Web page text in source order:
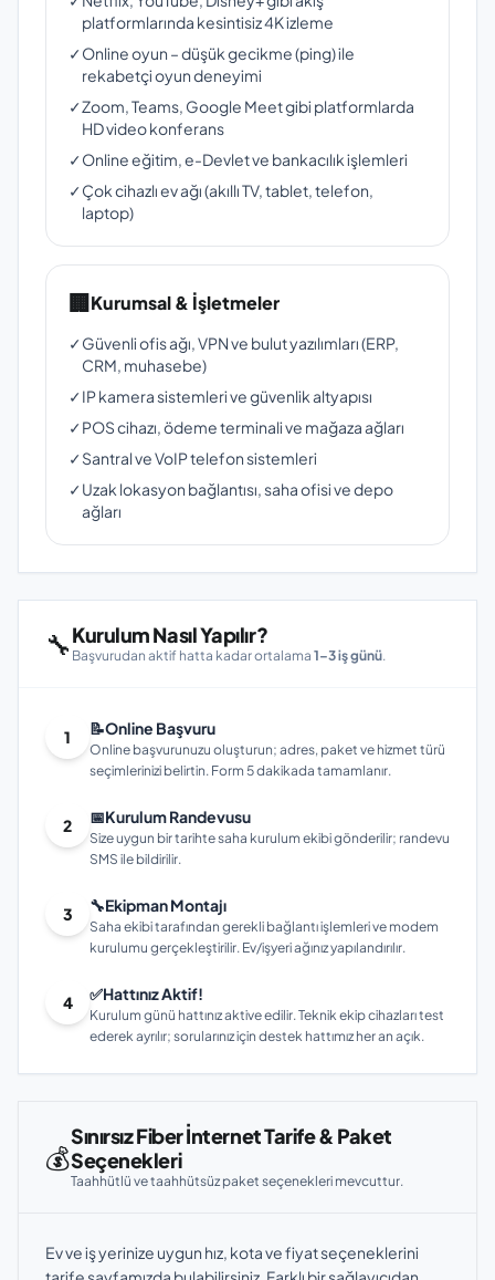
platformlarında kesintisiz 4K izleme
✓Online oyun – düşük gecikme (ping) ile
rekabetçi oyun deneyimi
✓Zoom, Teams, Google Meet gibi platformlarda
HD video konferans
✓Online eğitim, e-Devlet ve bankacılık işlemleri
✓Çok cihazlı ev ağı (akıllı TV, tablet, telefon,
laptop)
🏢Kurumsal & İşletmeler
✓Güvenli ofis ağı, VPN ve bulut yazılımları (ERP,
CRM, muhasebe)
✓IP kamera sistemleri ve güvenlik altyapısı
✓POS cihazı, ödeme terminali ve mağaza ağları
✓Santral ve VoIP telefon sistemleri
✓Uzak lokasyon bağlantısı, saha ofisi ve depo
ağları
🔧Kurulum Nasıl Yapılır?
Başvurudan aktif hatta kadar ortalama 1–3 iş günü.
1 📝Online Başvuru
Online başvurunuzu oluşturun; adres, paket ve hizmet türü
seçimlerinizi belirtin. Form 5 dakikada tamamlanır.
2 📅Kurulum Randevusu
Size uygun bir tarihte saha kurulum ekibi gönderilir; randevu
SMS ile bildirilir.
3 🔧Ekipman Montajı
Saha ekibi tarafından gerekli bağlantı işlemleri ve modem
kurulumu gerçekleştirilir. Ev/işyeri ağınız yapılandırılır.
4 ✅Hattınız Aktif!
Kurulum günü hattınız aktive edilir. Teknik ekip cihazları test
ederek ayrılır; sorularınız için destek hattımız her an açık.
💰
Sınırsız Fiber İnternet Tarife & Paket
Seçenekleri
Taahhütlü ve taahhütsüz paket seçenekleri mevcuttur.
Ev ve iş yerinize uygun hız, kota ve fiyat seçeneklerini